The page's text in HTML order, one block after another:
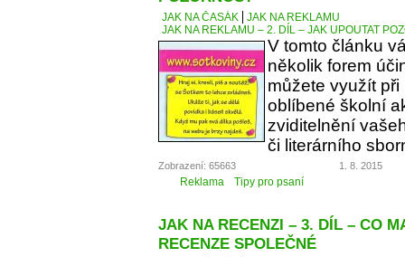
JAK NA ČASÁK
JAK NA REKLAMU
JAK NA REKLAMU – 2. DÍL – JAK UPOUTAT
V tomto článku
několik forem
můžete využít
oblíbené školní
zviditelnění
či literárního
Zobrazení: 65663 1. 8. 2015
Reklama Tipy pro psaní
JAK NA RECENZI – 3. DÍL – CO
RECENZE SPOLEČNÉ